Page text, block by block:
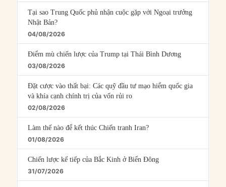
Tại sao Trung Quốc phủ nhận cuộc gặp với Ngoại trưởng
Nhật Bản?
04/08/2026
Điểm mù chiến lược của Trump tại Thái Bình Dương
03/08/2026
Đặt cược vào thất bại: Các quỹ đầu tư mạo hiểm quốc gia
và khía cạnh chính trị của vốn rủi ro
02/08/2026
Làm thế nào để kết thúc Chiến tranh Iran?
01/08/2026
Chiến lược kế tiếp của Bắc Kinh ở Biển Đông
31/07/2026